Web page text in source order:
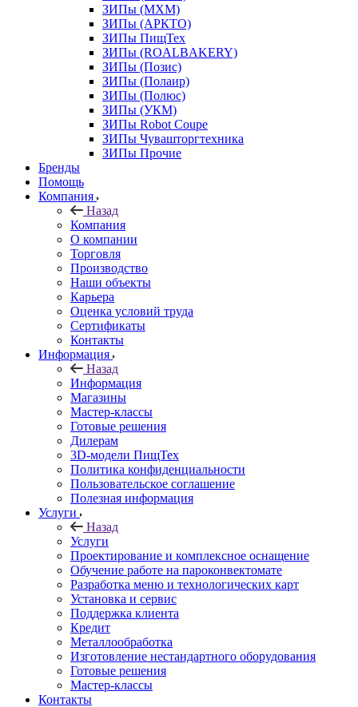
ЗИПы (МХМ)
ЗИПы (АРКТО)
ЗИПы ПищТех
ЗИПы (ROALBAKERY)
ЗИПы (Позис)
ЗИПы (Полаир)
ЗИПы (Полюс)
ЗИПы (УКМ)
ЗИПы Robot Coupe
ЗИПы Чувашторгтехника
ЗИПы Прочие
Бренды
Помощь
Компания
Назад
Компания
О компании
Торговля
Производство
Наши объекты
Карьера
Оценка условий труда
Сертификаты
Контакты
Информация
Назад
Информация
Магазины
Мастер-классы
Готовые решения
Дилерам
3D-модели ПищТех
Политика конфиденциальности
Пользовательское соглашение
Полезная информация
Услуги
Назад
Услуги
Проектирование и комплексное оснащение
Обучение работе на пароконвектомате
Разработка меню и технологических карт
Установка и сервис
Поддержка клиента
Кредит
Металлообработка
Изготовление нестандартного оборудования
Готовые решения
Мастер-классы
Контакты